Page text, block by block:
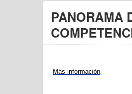
PANORAMA
Más información